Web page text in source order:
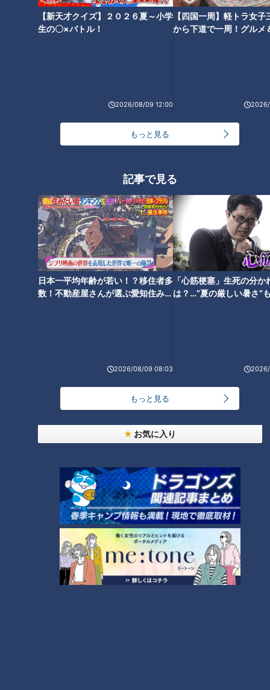
【新天才クイズ】２０２６夏～小学
生の〇×バトル！
2026/08/09 12:00
【四国一周】軽トラ女子
から下道で一周！グルメ
もっと見る
記事で見る
日本一平均年齢が若い！？移住者多
数！不動産屋さんが選ぶ愛知住みた
2026/08/09 08:03
「心筋梗塞」生死の分か
は？…“夏の厳しい暑さ”
もっと見る
お気に入り
エンタメ グルメ おでかけ
舗珈琲店でいただく“オトナ
チャント！
2021/11/12 13:00
グルメ おでかけ
ゲティ」を愛し、全国的な
人気にしたいと願う“あんか
チャント！
2021/11/11 18:12
SNS映えで注目の岐阜県多
2021/11/11 16:00
急成長のカレー店！コロナ
禍でカレー店の起業に動き
出した大学生たちに密着。
チャント！
「チャント！」特集
2021/11/11 13:00
コラム 「ゴゴスマ」でSP企
画「第2回ダレなんサー大
賞」広島の旬の大根を紹介
したRCCの田村アナが大賞
獲得
ゴゴスマ
列島生報告！今日はダレなん
2021/11/11 12:17